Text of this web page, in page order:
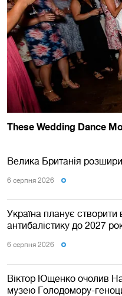
Велика Британія
6 серпня 2026
Україна планує створити
антибалістику до 2027
6 серпня 2026
Віктор Ющенко очолив
музею Голодомору-